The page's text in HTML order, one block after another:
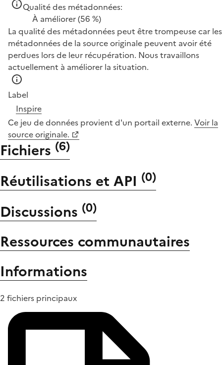
Qualité des métadonnées:
À améliorer(56 %)
La qualité des métadonnées peut être trompeuse car les
métadonnées de la source originale peuvent avoir été
perdues lors de leur récupération. Nous travaillons
actuellement à améliorer la situation.
Label
Inspire
Ce jeu de données provient d'un portail externe. Voir la
source originale.
Fichiers (6)
Réutilisations et API (0)
Discussions (0)
Ressources communautaires
Informations
2 fichiers principaux